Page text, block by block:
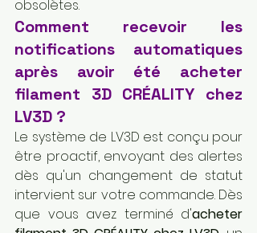
obsolètes.
Comment recevoir les
notifications automatiques
après avoir été acheter
filament 3D CRÉALITY chez
LV3D ?
Le système de LV3D est conçu pour
être proactif, envoyant des alertes
dès qu'un changement de statut
intervient sur votre commande. Dès
que vous avez terminé d'acheter